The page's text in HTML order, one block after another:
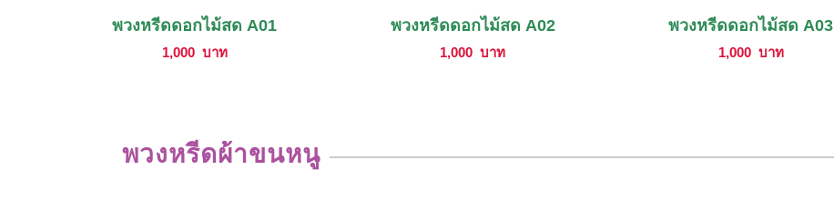
พวงหรีดดอกไม้สด A01
1,000 บาท
พวงหรีดดอกไม้สด A02
1,000 บาท
พวงหรีดดอกไม้สด A03
1,000 บาท
พวงหรีดผ้าขนหนู